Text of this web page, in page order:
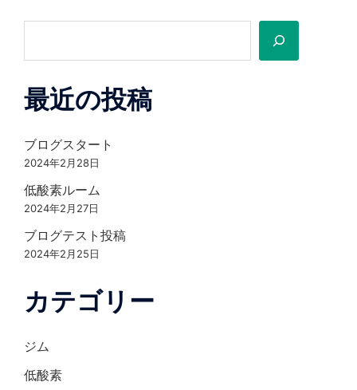
最近の投稿
ブログスタート
2024年2月28日
低酸素ルーム
2024年2月27日
ブログテスト投稿
2024年2月25日
カテゴリー
ジム
低酸素